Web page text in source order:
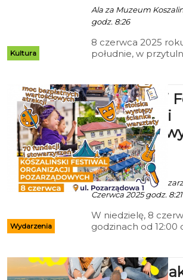
Kultura
Ala za Muzeum
godz. 8:26
8 czerwca 2025
południe, w
Muzeum w
kolejny wykład z
południe”. Tym
spotkanie z nurtem
współczesnej, a
jednym z jej
najbardziej
sztuką
Wydarzenia
Koszaliński
Organizacji
niedzielę!
ekoszalin POLECA
Ala za Pracownia
Czerwca 2025 godz. 8:21
W niedzielę, 8
godzinach od 12:00
społecznie
wydarzeń roku —
Kolejny